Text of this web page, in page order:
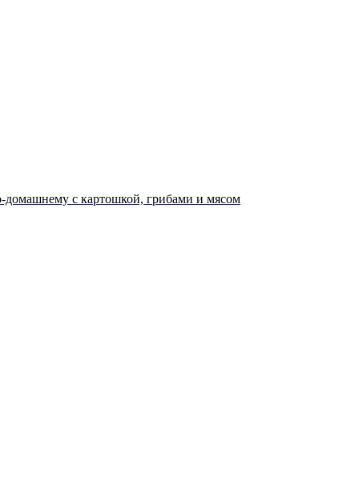
домашнему с картошкой, грибами и мясом